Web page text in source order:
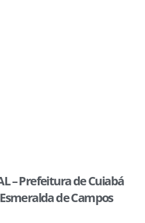
– Prefeitura de Cuiabá
de Campos